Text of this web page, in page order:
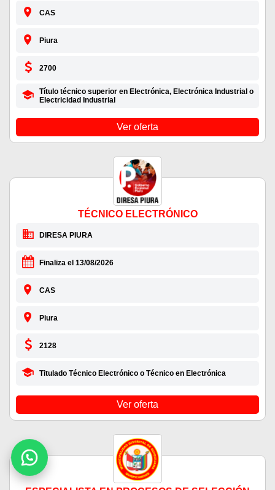
CAS
Piura
2700
Título técnico superior en Electrónica, Electrónica Industrial o
Electricidad Industrial
Ver oferta
TÉCNICO ELECTRÓNICO
DIRESA PIURA
Finaliza el 13/08/2026
CAS
Piura
2128
Titulado Técnico Electrónico o Técnico en Electrónica
Ver oferta